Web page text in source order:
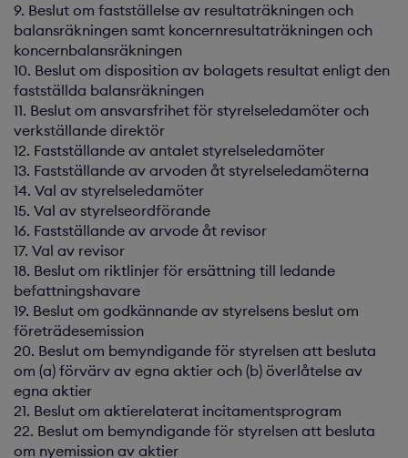
9. Beslut om fastställelse av resultaträkningen och
balansräkningen samt koncernresultaträkningen och
koncernbalansräkningen
10. Beslut om disposition av bolagets resultat enligt den
fastställda balansräkningen
11. Beslut om ansvarsfrihet för styrelseledamöter och
verkställande direktör
12. Fastställande av antalet styrelseledamöter
13. Fastställande av arvoden åt styrelseledamöterna
14. Val av styrelseledamöter
15. Val av styrelseordförande
16. Fastställande av arvode åt revisor
17. Val av revisor
18. Beslut om riktlinjer för ersättning till ledande
befattningshavare
19. Beslut om godkännande av styrelsens beslut om
företrädesemission
20. Beslut om bemyndigande för styrelsen att besluta
om (a) förvärv av egna aktier och (b) överlåtelse av
egna aktier
21. Beslut om aktierelaterat incitamentsprogram
22. Beslut om bemyndigande för styrelsen att besluta
om nyemission av aktier